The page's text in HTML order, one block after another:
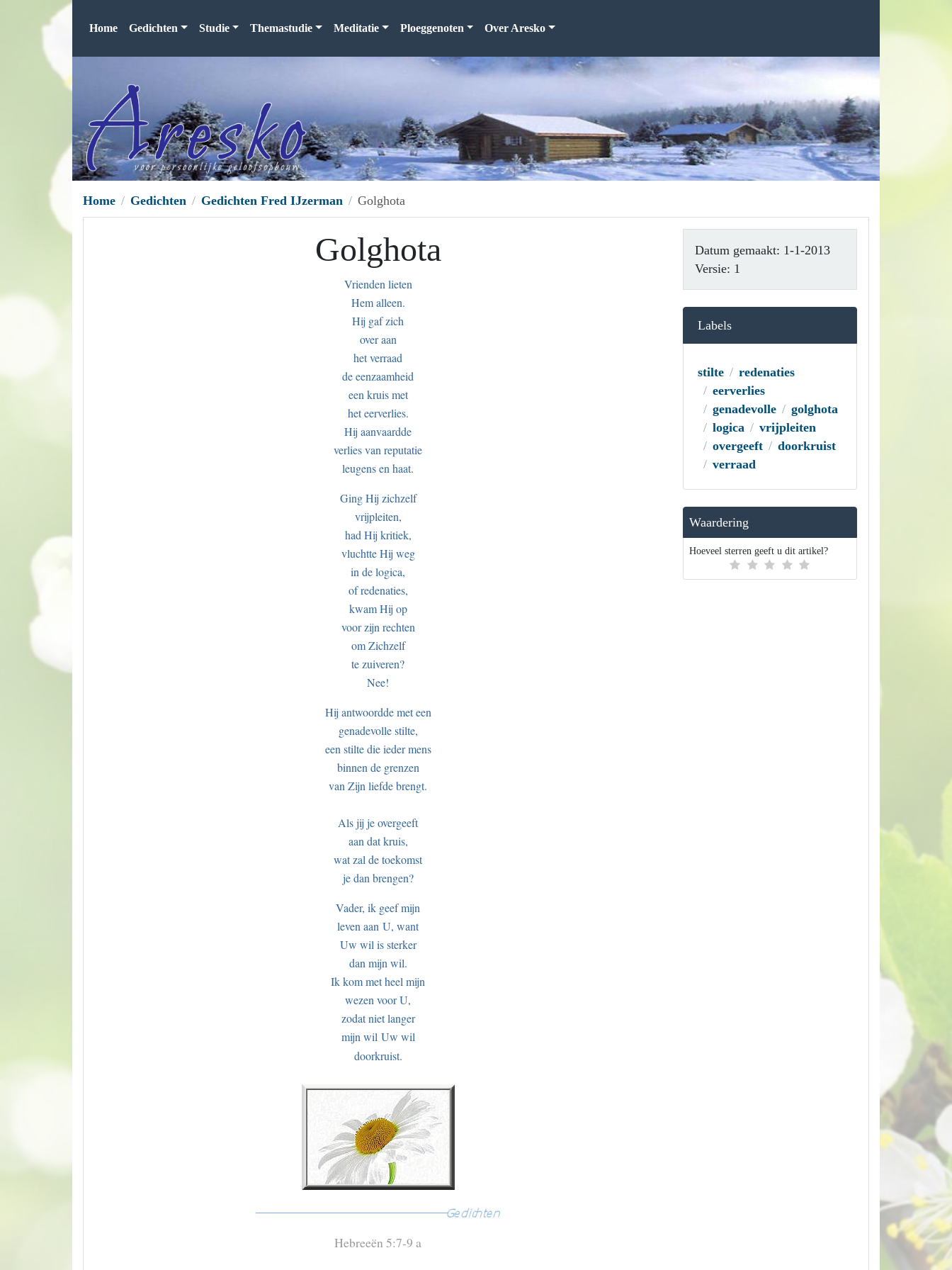
Home Gedichten Studie Themastudie Meditatie Ploeggenoten Over Aresko
Home Gedichten Gedichten Fred IJzerman Golghota
Golghota
Vrienden lieten
Hem alleen.
Hij gaf zich
over aan
het verraad
de eenzaamheid
een kruis met
het eerverlies.
Hij aanvaardde
verlies van reputatie
leugens en haat.
Ging Hij zichzelf
vrijpleiten,
had Hij kritiek,
vluchtte Hij weg
in de logica,
of redenaties,
kwam Hij op
voor zijn rechten
om Zichzelf
te zuiveren?
Nee!
Hij antwoordde met een
genadevolle stilte,
een stilte die ieder mens
binnen de grenzen
van Zijn liefde brengt.
Als jij je overgeeft
aan dat kruis,
wat zal de toekomst
je dan brengen?
Vader, ik geef mijn
leven aan U, want
Uw wil is sterker
dan mijn wil.
Ik kom met heel mijn
wezen voor U,
zodat niet langer
mijn wil Uw wil
doorkruist.
Hebreeën 5:7-9 a
Datum gemaakt: 1-1-2013
Versie: 1
Labels
stilte
redenaties
eerverlies
genadevolle
golghota
logica
vrijpleiten
overgeeft
doorkruist
verraad
Waardering
Hoeveel sterren geeft u dit artikel?